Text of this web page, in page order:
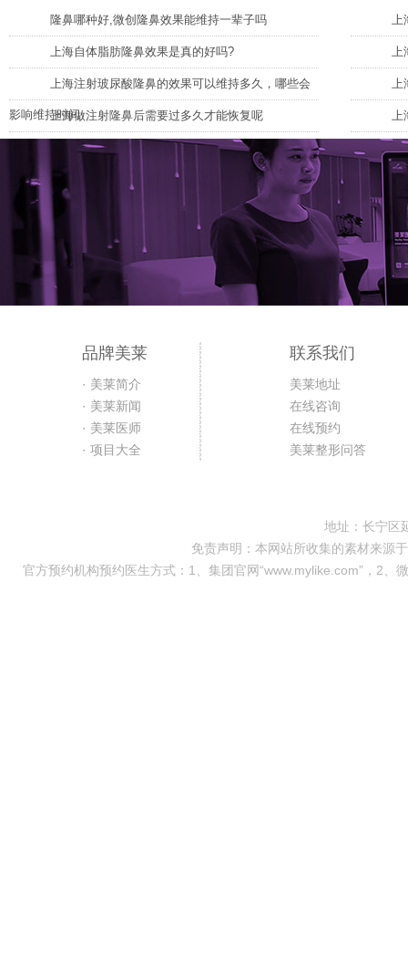
隆鼻哪种好,微创隆鼻效果能维持一辈子吗 上
上海自体脂肪隆鼻效果是真的好吗? 上
上海注射玻尿酸隆鼻的效果可以维持多久，哪些会
影响维持时间
上
上海做注射隆鼻后需要过多久才能恢复呢 上
品牌美莱
· 美莱简介
· 美莱新闻
· 美莱医师
· 项目大全
联系我们
美莱地址
在线咨询
在线预约
美莱整形问答
地址：长宁区
免责声明：本网站所收集的素材来源
官方预约机构预约医生方式：1、集团官网“www.mylike.com”，2